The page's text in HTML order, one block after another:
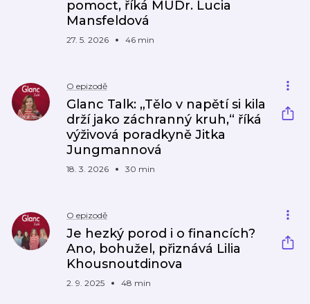
pomoct, říká MUDr. Lucia
Mansfeldová
27. 5. 2026 46 min
O epizodě
Glanc Talk: „Tělo v napětí si kila
drží jako záchranný kruh,“ říká
výživová poradkyně Jitka
Jungmannová
18. 3. 2026 30 min
O epizodě
Je hezký porod i o financích?
Ano, bohužel, přiznává Lilia
Khousnoutdinova
2. 9. 2025 48 min